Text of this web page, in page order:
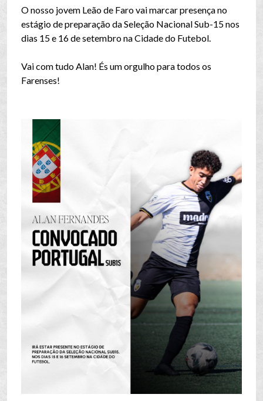
O nosso jovem Leão de Faro vai marcar presença no
estágio de preparação da Seleção Nacional Sub-15 nos
dias 15 e 16 de setembro na Cidade do Futebol.
Vai com tudo Alan! És um orgulho para todos os
Farenses!